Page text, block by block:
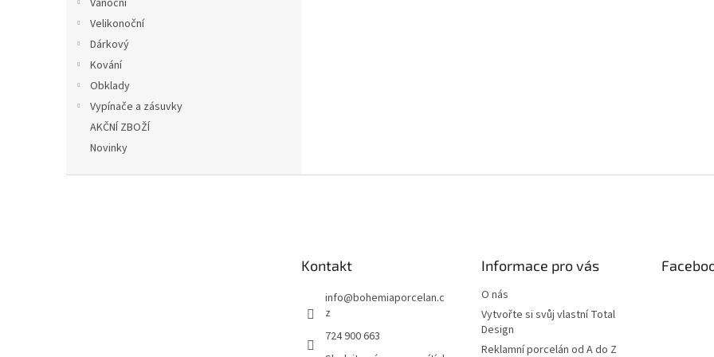
Vánoční
Velikonoční
Dárkový
Kování
Obklady
Vypínače a zásuvky
AKČNÍ ZBOŽÍ
Novinky
Kontakt
info@bohemiaporcelan.c
z
724 900 663
Informace pro vás
O nás
Vytvořte si svůj vlastní Total
Design
Reklamní porcelán od A do Z